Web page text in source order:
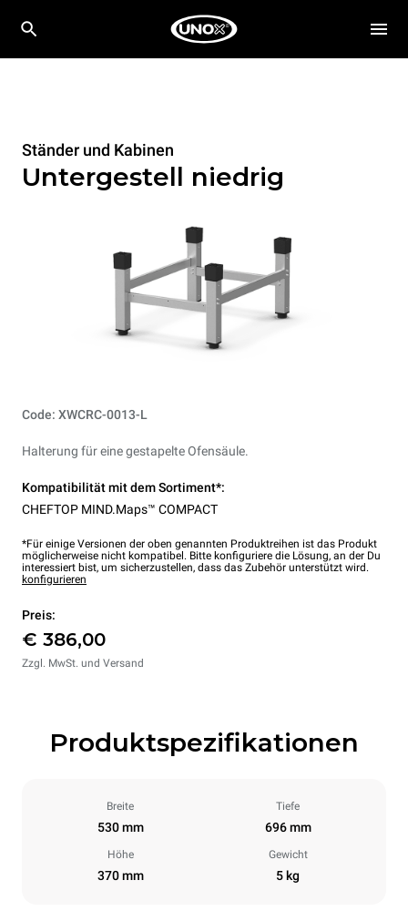
Ständer und Kabinen
Untergestell niedrig
Code: XWCRC-0013-L
Halterung für eine gestapelte Ofensäule.
Kompatibilität mit dem Sortiment*:
CHEFTOP MIND.Maps™ COMPACT
*Für einige Versionen der oben genannten Produktreihen ist das Produkt
möglicherweise nicht kompatibel. Bitte konfiguriere die Lösung, an der Du
interessiert bist, um sicherzustellen, dass das Zubehör unterstützt wird.
konfigurieren
Preis:
€ 386,00
Zzgl. MwSt. und Versand
Produktspezifikationen
Breite
530 mm
Tiefe
696 mm
Höhe
370 mm
Gewicht
5 kg